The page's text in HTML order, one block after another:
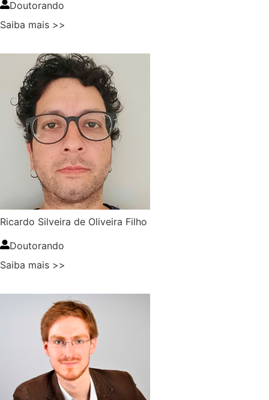
Doutorando
Saiba mais >>
Ricardo Silveira de Oliveira Filho
Doutorando
Saiba mais >>